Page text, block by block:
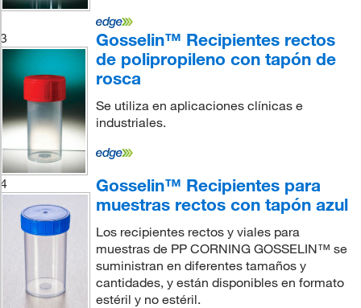
3
Gosselin™ Recipientes rectos
de polipropileno con tapón de
rosca
Se utiliza en aplicaciones clínicas e
industriales.
4
Gosselin™ Recipientes para
muestras rectos con tapón azul
Los recipientes rectos y viales para
muestras de PP CORNING GOSSELIN™ se
suministran en diferentes tamaños y
cantidades, y están disponibles en formato
estéril y no estéril.